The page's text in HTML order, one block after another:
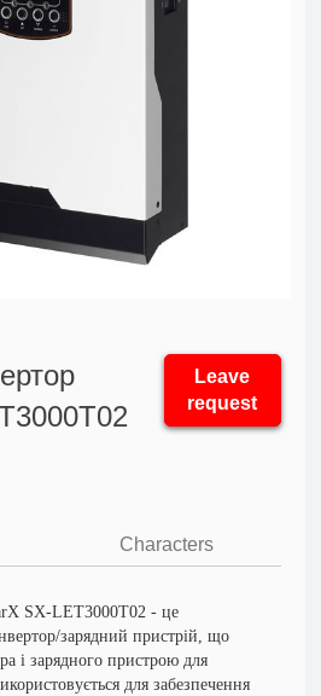
Leave
request
Characters
SX-LET3000Т02 - це
зарядний пристрій, що
і зарядного пристрою для
для забезпечення